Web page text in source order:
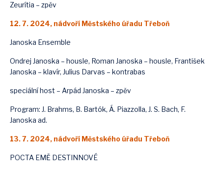
Zeurítia – zpěv
12. 7. 2024, nádvoří Městského úřadu Třeboň
Janoska Ensemble
Ondrej Janoska – housle, Roman Janoska – housle, František
Janoska – klavír, Julius Darvas – kontrabas
speciální host – Arpád Janoska – zpěv
Program: J. Brahms, B. Bartók, Á. Piazzolla, J. S. Bach, F.
Janoska ad.
13. 7. 2024, nádvoří Městského úřadu Třeboň
POCTA EMĚ DESTINNOVÉ